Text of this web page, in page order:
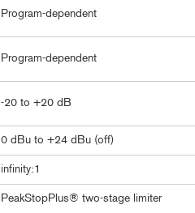
Program-dependent
Program-dependent
-20 to +20 dB
0 dBu to +24 dBu (off)
infinity:1
PeakStopPlus® two-stage limiter